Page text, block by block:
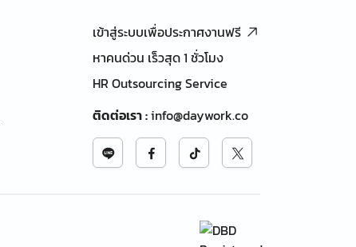
เข้าสู่ระบบเพื่อประกาศงานฟรี
หาคนด่วน เร็วสุด 1 ชั่วโมง
HR Outsourcing Service
ติดต่อเรา:info@daywork.co